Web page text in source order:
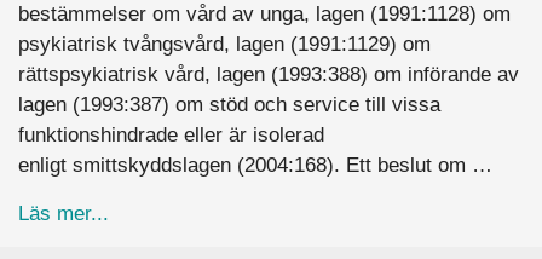
bestämmelser om vård av unga, lagen (1991:1128) om
psykiatrisk tvångsvård, lagen (1991:1129) om
rättspsykiatrisk vård, lagen (1993:388) om införande av
lagen (1993:387) om stöd och service till vissa
funktionshindrade eller är isolerad
enligt smittskyddslagen (2004:168). Ett beslut om …
Läs mer...